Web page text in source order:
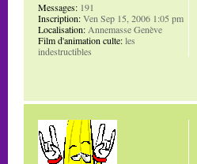
Messages: 191
Inscription:Ven Sep 15, 2006 1:05 pm
Localisation:Annemasse Genève
Film d'animation culte:les
indestructibles